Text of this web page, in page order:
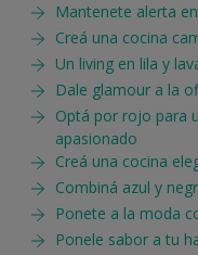
Mantenete alerta
Creá una cocina
Un living en lila y
Dale glamour a la
Optá por rojo para
apasionado
Creá una cocina
Combiná azul y
Ponete a la moda
Ponele sabor a tu